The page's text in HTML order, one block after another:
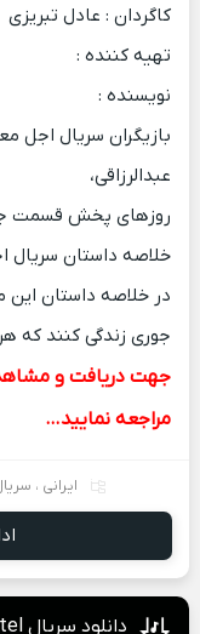
کاگردان : عادل تبریزی
تهیه کننده :
نویسنده :
بازیگران سریال اجل
عبدالرزاقی،
روزهای پخش قسمت
خلاصه داستان سریال
در خلاصه داستان
جوری زندگی کنند که
جهت دریافت و
مراجعه نمایید…
ایرانی ،